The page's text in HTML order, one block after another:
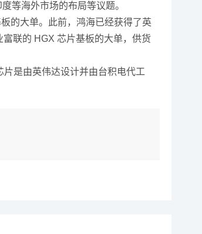
等海外市场的布局等议题。
的大单。此前，鸿海已经获得了英
联的 HGX 芯片基板的大单，供货
是由英伟达设计并由台积电代工